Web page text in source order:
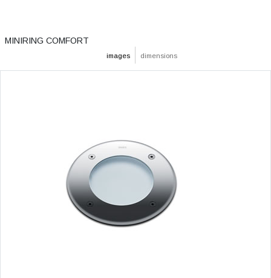
images dimensions
MINIRING COMFORT